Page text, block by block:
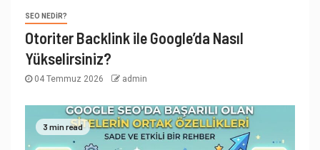
SEO NEDIR?
Otoriter Backlink ile Google’da Nasıl
Yükselirsiniz?
04 Temmuz 2026 admin
3 min read